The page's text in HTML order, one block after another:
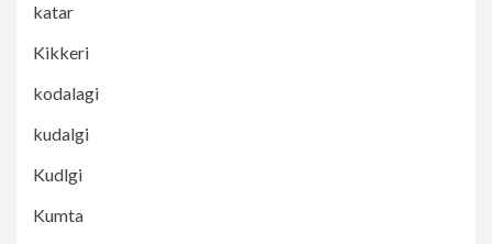
katar
Kikkeri
kodalagi
kudalgi
Kudlgi
Kumta